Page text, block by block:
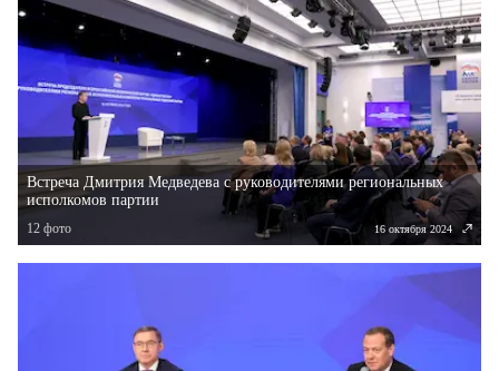
Встреча Дмитрия Медведева с руководителями региональных
исполкомов партии
12 фото 16 октября 2024